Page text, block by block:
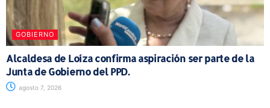
GOBIERNO
Alcaldesa de Loíza confirma aspiración ser parte de la
Junta de Gobierno del PPD.
agosto 7, 2026